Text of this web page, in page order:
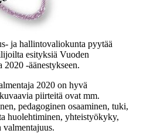
ja hallintovaliokunta pyytää
esityksiä Vuoden
2020 -äänestykseen.
2020 on hyvä
piirteitä ovat mm.
pedagoginen osaaminen, tuki,
huolehtiminen, yhteistyökyky,
valmentajuus.